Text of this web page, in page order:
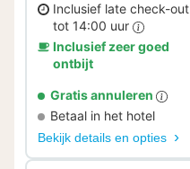
Inclusief late check-out
tot 14:00 uur
Inclusief zeer goed
ontbijt
Gratis annuleren
Betaal in het hotel
Bekijk details en opties